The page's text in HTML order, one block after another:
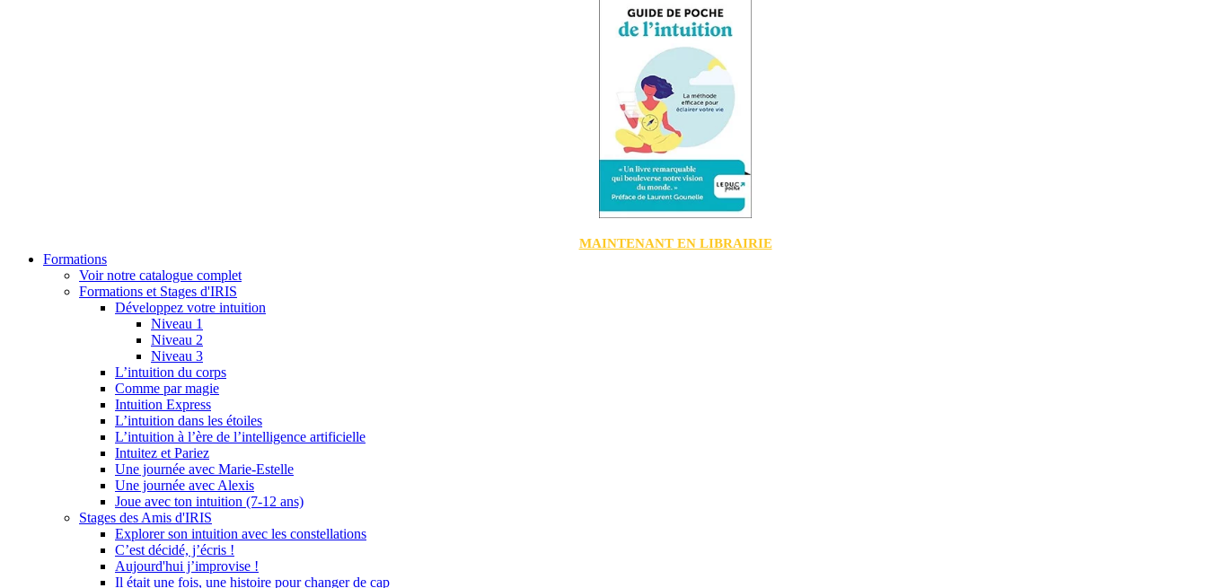
MAINTENANT EN LIBRAIRIE
Formations
Voir notre catalogue complet
Formations et Stages d'IRIS
Développez votre intuition
Niveau 1
Niveau 2
Niveau 3
L’intuition du corps
Comme par magie
Intuition Express
L’intuition dans les étoiles
L’intuition à l’ère de l’intelligence artificielle
Intuitez et Pariez
Une journée avec Marie-Estelle
Une journée avec Alexis
Joue avec ton intuition (7-12 ans)
Stages des Amis d'IRIS
Explorer son intuition avec les constellations
C’est décidé, j’écris !
Aujourd'hui j’improvise !
Il était une fois, une histoire pour changer de cap